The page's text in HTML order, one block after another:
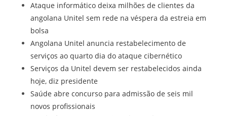
Ataque informático deixa milhões de clientes da
angolana Unitel sem rede na véspera da estreia em
bolsa
Angolana Unitel anuncia restabelecimento de
serviços ao quarto dia do ataque cibernético
Serviços da Unitel devem ser restabelecidos ainda
hoje, diz presidente
Saúde abre concurso para admissão de seis mil
novos profissionais